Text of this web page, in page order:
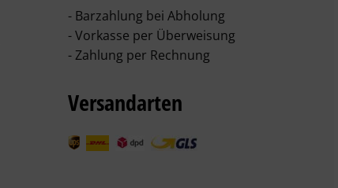
- Barzahlung bei Abholung
- Vorkasse per Überweisung
- Zahlung per Rechnung
Versandarten